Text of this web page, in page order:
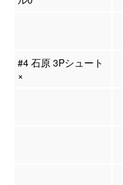
#4 石原 3Pシュート
×